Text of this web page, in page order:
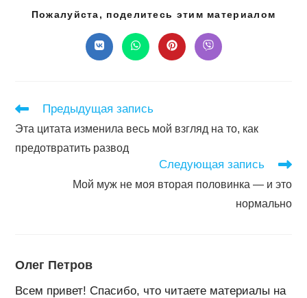
Пожалуйста, поделитесь этим материалом
Открывается
в
Открывается
в
Открывается
в
Открывается
в
Читать
статьи
Предыдущая запись
Эта цитата изменила весь мой взгляд на то, как
предотвратить развод
Следующая запись
Мой муж не моя вторая половинка — и это
нормально
Олег Петров
Всем привет! Спасибо, что читаете материалы на